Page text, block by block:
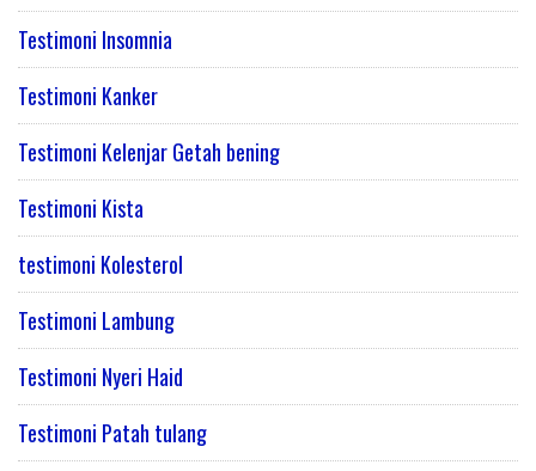
Testimoni Insomnia
Testimoni Kanker
Testimoni Kelenjar Getah bening
Testimoni Kista
testimoni Kolesterol
Testimoni Lambung
Testimoni Nyeri Haid
Testimoni Patah tulang